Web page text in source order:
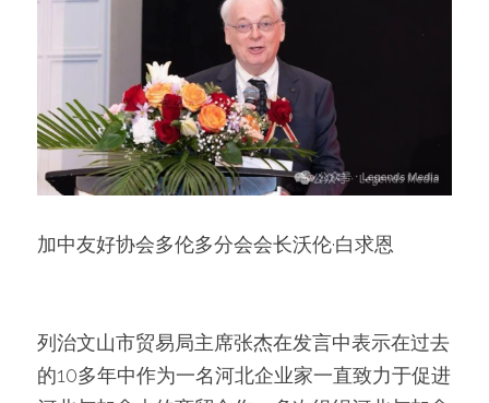
加中友好协会多伦多分会会长沃伦·白求恩
列治文山市贸易局主席张杰在发言中表示在过去
的10多年中作为一名河北企业家一直致力于促进